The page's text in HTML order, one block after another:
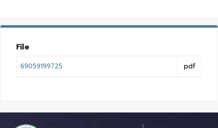
File
69059199725 pdf